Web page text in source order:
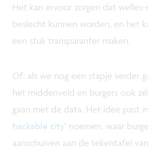
Het kan ervoor zorgen dat welles-
beslecht kunnen worden, en het
een stuk transparanter maken.
Of: als we nog een stapje verder
het middenveld en burgers ook
gaan met de data. Het idee past
hackable city’ noemen, waar
aanschuiven aan de tekentafel